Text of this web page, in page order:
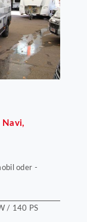
Navi,
oder -
/ 140 PS